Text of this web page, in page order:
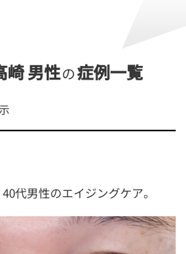
崎 男性の症例一覧
代男性のエイジングケア。